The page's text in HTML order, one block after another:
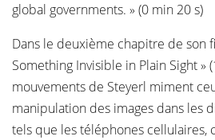
global governments. » (0 min 20 s)
Dans le deuxième chapitre de son
Something Invisible in Plain Sight »
mouvements de Steyerl miment
manipulation des images dans les
tels que les téléphones cellulaires,